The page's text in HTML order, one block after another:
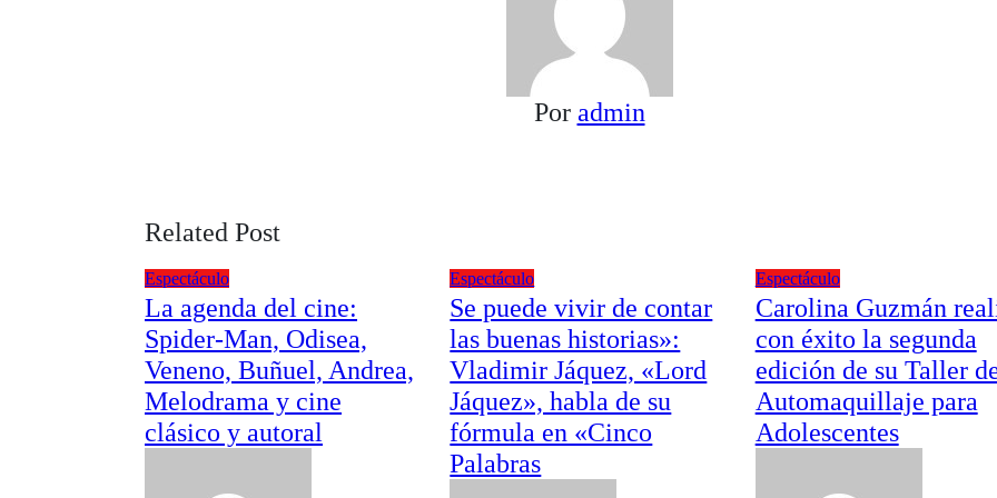
Por admin
Related Post
Espectáculo
La agenda del cine:
Spider-Man, Odisea,
Veneno, Buñuel, Andrea,
Melodrama y cine
clásico y autoral
Espectáculo
Se puede vivir de contar
las buenas historias»:
Vladimir Jáquez, «Lord
Jáquez», habla de su
fórmula en «Cinco
Palabras
Espectáculo
Carolina Guzmán
con éxito la segunda
edición de su Taller
Automaquillaje para
Adolescentes